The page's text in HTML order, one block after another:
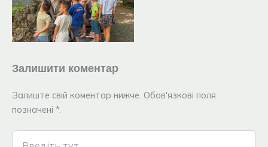
Залишити коментар
Залиште свій коментар нижче. Обов'язкові поля
позначені *.
Введіть